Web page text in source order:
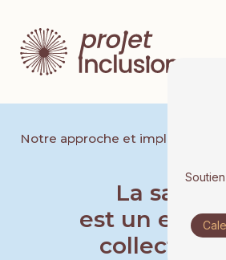
Notre approche et implications
La santé
est un enjeu
collectif.